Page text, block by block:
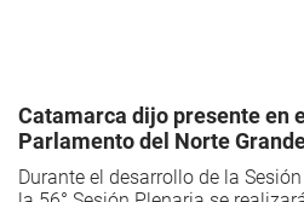
Catamarca dijo presente en
Parlamento del Norte
Durante el desarrollo de la